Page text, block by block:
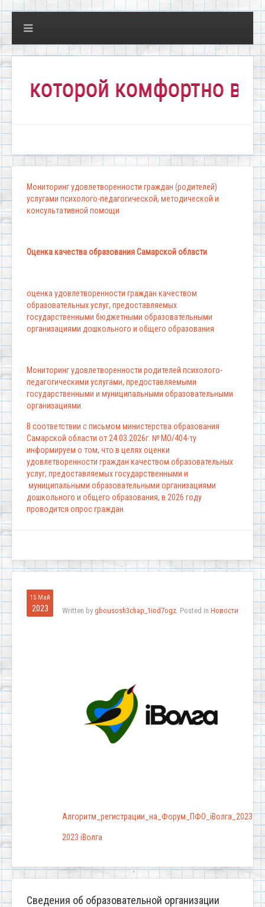
комфортно всем!"
Мониторинг удовлетворенности граждан (родителей)
услугами психолого-педагогической, методической и
консультативной помощи
Оценка качества образования Самарской области
оценка удовлетворенности граждан качеством
образовательных услуг, предоставляемых
государственными бюджетными образовательными
организациями дошкольного и общего образования
Мониторинг удовлетворенности родителей психолого-
педагогическими услугами, предоставляемыми
государственными и муниципальными образовательными
организациями.
В соответствии с письмом министерства образования
Самарской области от 24.03.2026г. № МО/404-ту
информируем о том, что в целях оценки
удовлетворенности граждан качеством образовательных
услуг, предоставляемых государственными и
муниципальными образовательными организациями
дошкольного и общего образования, в 2026 году
проводится опрос граждан.
15 Май
2023 Written by gbousosh3chap_1iod7ogz. Posted in Новости
Алгоритм_регистрации_на_Форум_ПФО_iВолга_2023
2023 iВолга
Сведения об образовательной организации